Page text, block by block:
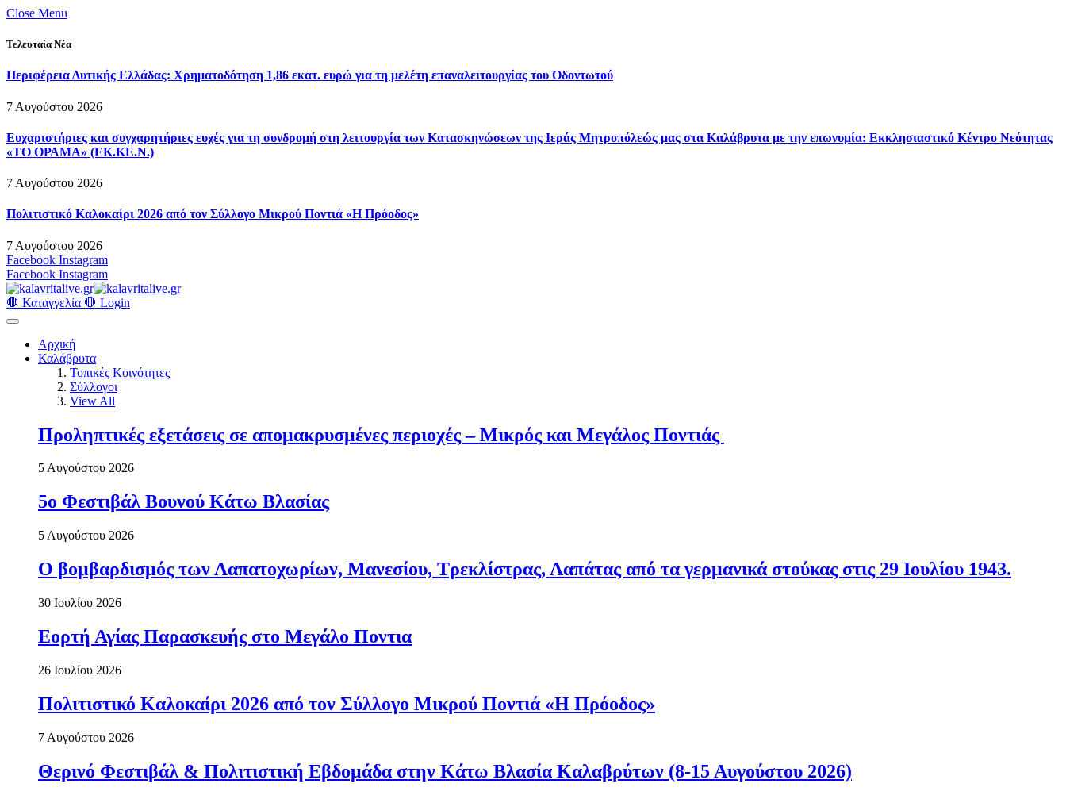
Close Menu
Τελευταία Νέα
Περιφέρεια Δυτικής Ελλάδας: Χρηματοδότηση 1,86 εκατ. ευρώ για τη μελέτη επαναλειτουργίας του Οδοντωτού
7 Αυγούστου 2026
Ευχαριστήριες και συγχαρητήριες ευχές για τη συνδρομή στη λειτουργία των Κατασκηνώσεων της Ιεράς Μητροπόλεώς μας στα Καλάβρυτα με την επωνυμία: Εκκλησιαστικό Κέντρο Νεότητας
«ΤΟ ΟΡΑΜΑ» (ΕΚ.ΚΕ.Ν.)
7 Αυγούστου 2026
Πολιτιστικό Καλοκαίρι 2026 από τον Σύλλογο Μικρού Ποντιά «Η Πρόοδος»
7 Αυγούστου 2026
Facebook Instagram
Facebook Instagram
🛑 Καταγγελία 🛑 Login
Αρχική
Καλάβρυτα
Τοπικές Κοινότητες
Σύλλογοι
View All
Προληπτικές εξετάσεις σε απομακρυσμένες περιοχές – Μικρός και Μεγάλος Ποντιάς
5 Αυγούστου 2026
5ο Φεστιβάλ Βουνού Κάτω Βλασίας
5 Αυγούστου 2026
Ο βομβαρδισμός των Λαπατοχωρίων, Μανεσίου, Τρεκλίστρας, Λαπάτας από τα γερμανικά στούκας στις 29 Ιουλίου 1943.
30 Ιουλίου 2026
Εορτή Αγίας Παρασκευής στο Μεγάλο Ποντια
26 Ιουλίου 2026
Πολιτιστικό Καλοκαίρι 2026 από τον Σύλλογο Μικρού Ποντιά «Η Πρόοδος»
7 Αυγούστου 2026
Θερινό Φεστιβάλ & Πολιτιστική Εβδομάδα στην Κάτω Βλασία Καλαβρύτων (8-15 Αυγούστου 2026)